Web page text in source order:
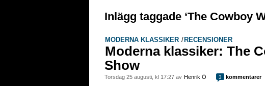
Inlägg taggade ‘The Cowboy
MODERNA KLASSIKER / RECENSIONER
Moderna klassiker: The
Show
torsdag 25 augusti, kl 17:27 av Henrik Ö 3 kommentarer